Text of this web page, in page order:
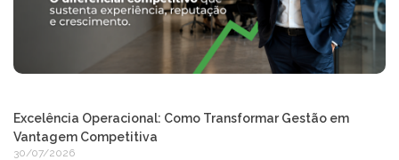
Excelência Operacional: Como Transformar Gestão em
Vantagem Competitiva
30/07/2026